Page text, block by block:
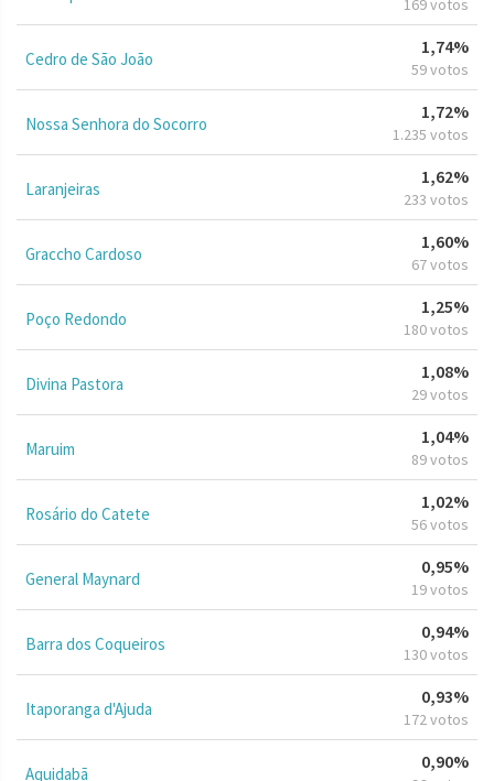
Cedro de São João
1,74%
59 votos
Nossa Senhora do Socorro
1,72%
1.235 votos
Laranjeiras
1,62%
233 votos
Graccho Cardoso
1,60%
67 votos
Poço Redondo
1,25%
180 votos
Divina Pastora
1,08%
29 votos
Maruim
1,04%
89 votos
Rosário do Catete
1,02%
56 votos
General Maynard
0,95%
19 votos
Barra dos Coqueiros
0,94%
130 votos
Itaporanga d'Ajuda
0,93%
172 votos
Aquidabã
0,90%